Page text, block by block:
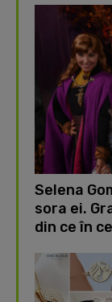
Selena
sora ei.
din ce în